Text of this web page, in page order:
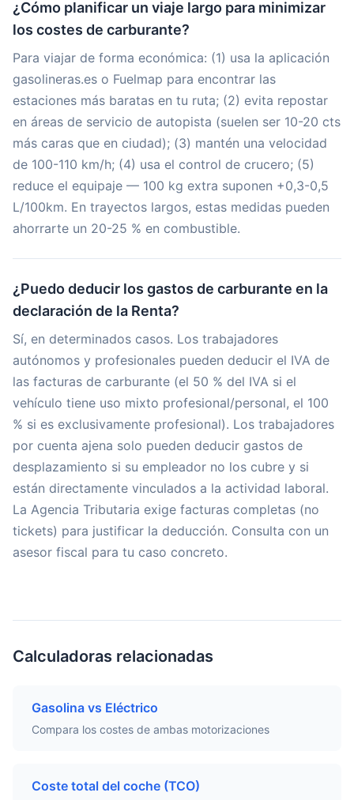
¿Cómo planificar un viaje largo para minimizar
los costes de carburante?
Para viajar de forma económica: (1) usa la aplicación
gasolineras.es o Fuelmap para encontrar las
estaciones más baratas en tu ruta; (2) evita repostar
en áreas de servicio de autopista (suelen ser 10-20 cts
más caras que en ciudad); (3) mantén una velocidad
de 100-110 km/h; (4) usa el control de crucero; (5)
reduce el equipaje — 100 kg extra suponen +0,3-0,5
L/100km. En trayectos largos, estas medidas pueden
ahorrarte un 20-25 % en combustible.
¿Puedo deducir los gastos de carburante en la
declaración de la Renta?
Sí, en determinados casos. Los trabajadores
autónomos y profesionales pueden deducir el IVA de
las facturas de carburante (el 50 % del IVA si el
vehículo tiene uso mixto profesional/personal, el 100
% si es exclusivamente profesional). Los trabajadores
por cuenta ajena solo pueden deducir gastos de
desplazamiento si su empleador no los cubre y si
están directamente vinculados a la actividad laboral.
La Agencia Tributaria exige facturas completas (no
tickets) para justificar la deducción. Consulta con un
asesor fiscal para tu caso concreto.
Calculadoras relacionadas
Gasolina vs Eléctrico
Compara los costes de ambas motorizaciones
Coste total del coche (TCO)